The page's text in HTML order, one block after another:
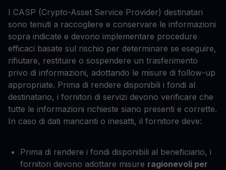
I CASP (Crypto-Asset Service Provider) destinatari
sono tenuti a raccogliere e conservare le informazioni
sopra indicate e devono implementare procedure
efficaci basate sul rischio per determinare se eseguire,
rifiutare, restituire o sospendere un trasferimento
privo di informazioni, adottando le misure di follow-up
appropriate. Prima di rendere disponibili i fondi al
destinatario, i fornitori di servizi devono verificare che
tutte le informazioni richieste siano presenti e corrette.
In caso di dati mancanti o inesatti, il fornitore deve:
Prima di rendere i fondi disponibili al beneficiario, i
fornitori devono adottare misure ragionevoli per